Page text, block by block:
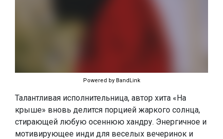
Powered by BandLink
Талантливая исполнительница, автор хита «На
крыше» вновь делится порцией жаркого солнца,
стирающей любую осеннюю хандру. Энергичное и
мотивирующее инди для веселых вечеринок и